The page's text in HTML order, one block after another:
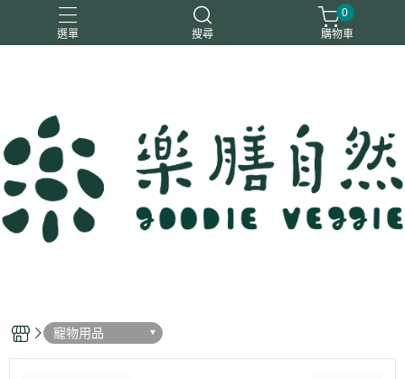
選單 搜尋
一樂鶴
0
購物車
寵物用品